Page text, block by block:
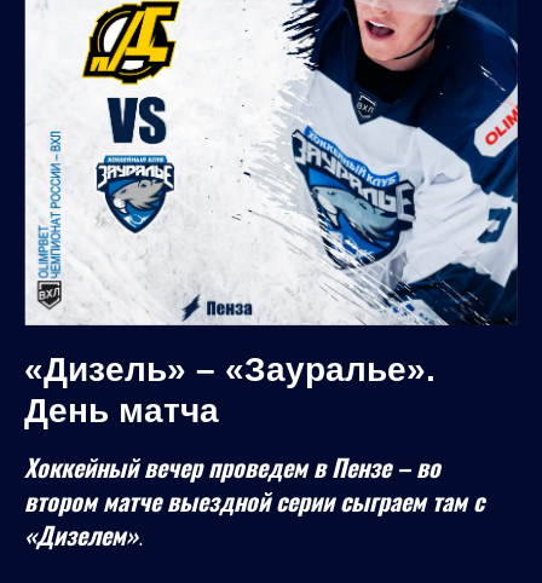
«Дизель» – «Зауралье».
День матча
Хоккейный вечер проведем в Пензе – во
втором матче выездной серии сыграем там с
«Дизелем».